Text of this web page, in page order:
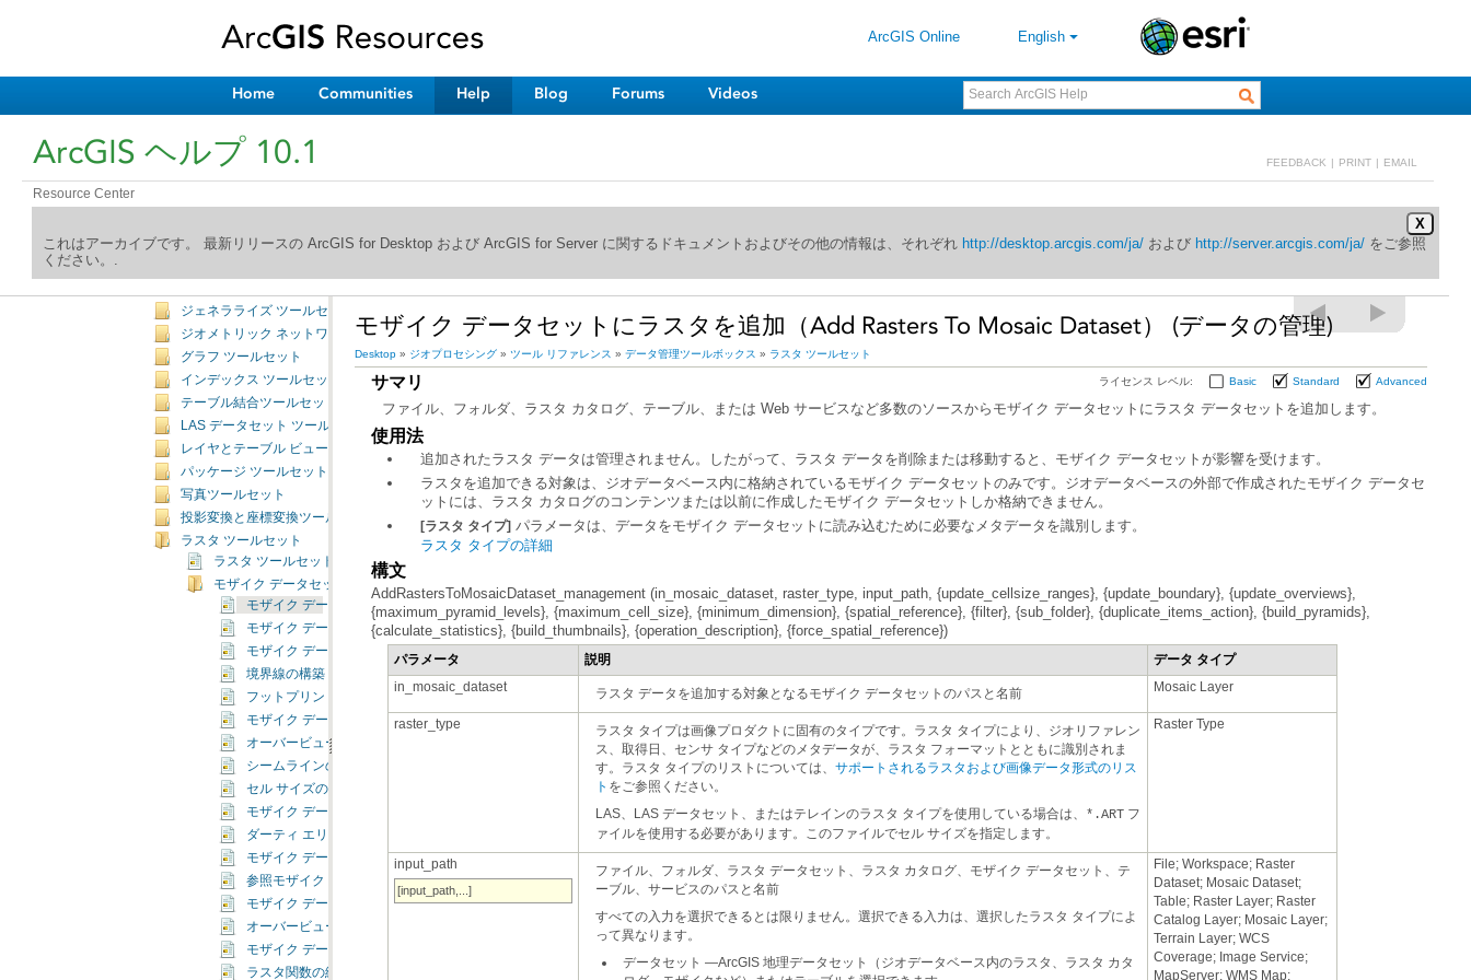
ArcGIS Online English
Home Communities Help Blog Forums Videos
ArcGIS ヘルプ 10.1 FEEDBACK | PRINT | EMAIL
Resource Center
X
これはアーカイブです。 最新リリースの ArcGIS for Desktop および ArcGIS for Server に関するドキュメントおよびその他の情報は、それぞれ http://desktop.arcgis.com/ja/および http://server.arcgis.com/ja/
ください。.
データ管理ツールボックスのライセンス
データ比較ツールセット
ディスコネクト編集ツールセット
ドメイン ツールセット
ファイル ジオデータベース ツールセット
ジェネラライズ ツールセット
ジオメトリック ネットワーク ツールセット
グラフ ツールセット
インデックス ツールセット
テーブル結合ツールセット
LAS データセット ツールセット
レイヤとテーブル ビュー ツールセット
パッケージ ツールセット
写真ツールセット
投影変換と座標変換ツールセット
ラスタ ツールセット
ラスタ ツールセットの概要
モザイク データセット ツールセット
モザイク データセットにラスタを追加（Add Rasters To Mosaic Dataset）
モザイク データセット スキーマの変更（Alter Mosaic Dataset Schema）
モザイク データセットの分析（Analyze Mosaic Dataset）
境界線の構築（Build Boundary）
フットプリントの構築（Build Footprints）
モザイク データセットのアイテム キャッシュの構築（Build Mosaic Dataset Item Cache）
オーバービューの構築
シームラインの構築（Build Seamlines）
セル サイズの範囲を計算（Calculate Cell Size Ranges）
モザイク データセットのカラー調整（Color Balance Mosaic Dataset）
ダーティ エリアの計算（Compute Dirty Area）
モザイク データセットの作成（Create Mosaic Dataset）
参照モザイク データセットの作成（Create Referenced Mosaic Dataset）
モザイク データセットの NoData の定義（Define Mosaic Dataset NoData）
オーバービューの定義（Define Overviews）
モザイク データセットの削除（Delete Mosaic Dataset）
ラスタ関数の編集（Edit Raster Function）
モザイク データセットにラスタを追加（Add Rasters To Mosaic Dataset） (データの管理)
Desktop » ジオプロセシング » ツール リファレンス » データ管理ツールボックス » ラスタ ツールセット
ライセンス レベル: Basic Standard Advanced
サマリ
ファイル、フォルダ、ラスタ カタログ、テーブル、または Web サービスなど多数のソースからモザイク データセットにラスタ データセットを追加します。
使用法
追加されたラスタ データは管理されません。したがって、ラスタ データを削除または移動すると、モザイク データセットが影響を受けます。
ットには、ラスタ カタログのコンテンツまたは以前に作成したモザイク データセットしか格納できません。
[ラスタ タイプ] パラメータは、データをモザイク データセットに読み込むために必要なメタデータを識別します。
ラスタ タイプの詳細
構文
{calculate_statistics}, {build_thumbnails}, {operation_description}, {force_spatial_reference})
パラメータ 説明
データ タイプ
in_mosaic_dataset
ラスタ データを追加する対象となるモザイク データセットのパスと名前 Mosaic Layer
raster_type
す。ラスタ タイプのリストについては、
ト をご参照ください。
LAS、LAS データセット、またはテレインのラスタ タイプを使用している場合は、 *.ART
ァイルを使用する必要があります。このファイルでセル サイズを指定します。
Raster Type
input_path
[input_path,...] ーブル、サービスのパスと名前
って異なります。
データセット —